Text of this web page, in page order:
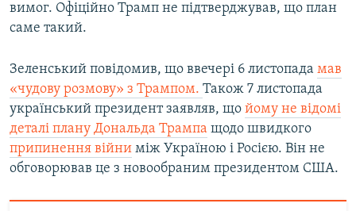
вимог. Офіційно Трамп не підтверджував, що план
саме такий.
Зеленський повідомив, що ввечері 6 листопада мав
«чудову розмову» з Трампом. Також 7 листопада
український президент заявляв, що йому не відомі
деталі плану Дональда Трампа щодо швидкого
припинення війни між Україною і Росією. Він не
обговорював це з новообраним президентом США.